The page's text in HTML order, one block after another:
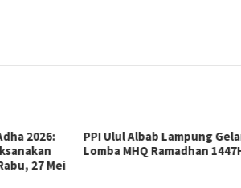
2026:
27 Mei
PPI Ulul Albab Lampung Gelar
Lomba MHQ Ramadhan 1447H